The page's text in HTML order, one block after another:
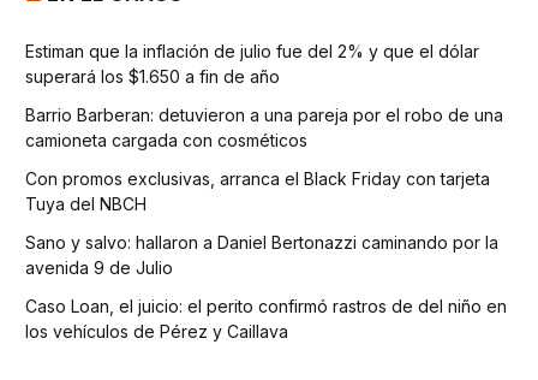
Estiman que la inflación de julio fue del 2% y que el dólar
superará los $1.650 a fin de año
Barrio Barberan: detuvieron a una pareja por el robo de una
camioneta cargada con cosméticos
Con promos exclusivas, arranca el Black Friday con tarjeta
Tuya del NBCH
Sano y salvo: hallaron a Daniel Bertonazzi caminando por la
avenida 9 de Julio
Caso Loan, el juicio: el perito confirmó rastros de del niño en
los vehículos de Pérez y Caillava